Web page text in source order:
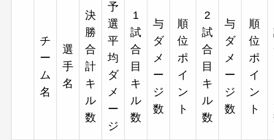
チ
ー
ム
名
選
手
名
決
勝
合
計
キ
ル
数
予
選
平
均
ダ
メ
ー
ジ
1
試
合
目
キ
ル
数
与
ダ
メ
ー
ジ
数
順
位
ポ
イ
ン
ト
2
試
合
目
キ
ル
数
与
ダ
メ
ー
ジ
数
順
位
ポ
イ
ン
ト